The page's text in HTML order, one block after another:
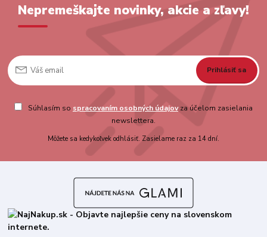
Nepremeškajte novinky, akcie a zľavy!
Prihlásiť sa
Súhlasím so spracovaním osobných údajovza účelom zasielania
newslettera.
Môžete sa kedykoľvek odhlásiť. Zasielame raz za 14 dní.